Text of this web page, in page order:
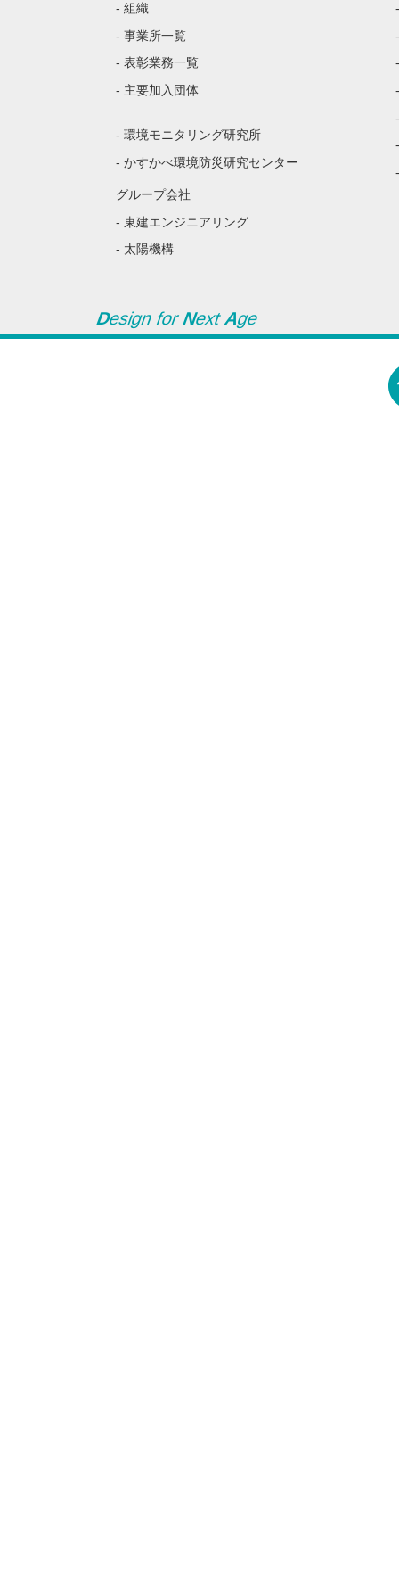
- 組織
- 事業所一覧
- 表彰業務一覧
- 主要加入団体
- 環境モニタリング研究所
- かすかべ環境防災研究センター
グループ会社
- 東建エンジニアリング
- 太陽機構
Design forNextAge